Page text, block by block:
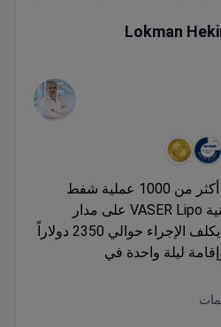
Lokman
أجرى الدكتور مراد يامان أكثر من 1000 عملية شفط
دهون للبطن باستخدام تقنية VASER Lipo على مدار
11سنة خبره ١٦ سنة. قد يكلف الإجراء حوالي 2350 دولاراً
ليلة واحدة في
الفندق، والانتقالات، وفحص